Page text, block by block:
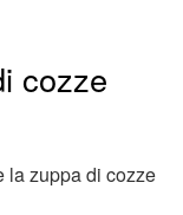
cozze
la zuppa di cozze